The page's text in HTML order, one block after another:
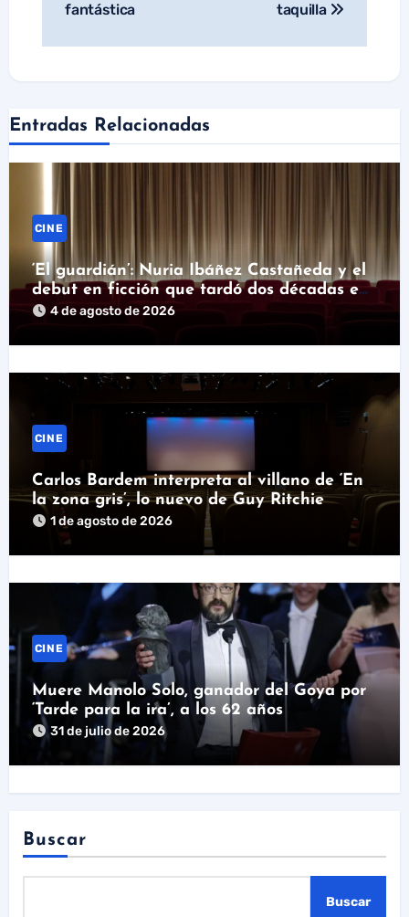
fantástica
taquilla
Entradas Relacionadas
CINE
‘El guardián’: Nuria Ibáñez Castañeda y el
debut en ficción que tardó dos décadas en
llegar
4 de agosto de 2026
CINE
Carlos Bardem interpreta al villano de ‘En
la zona gris’, lo nuevo de Guy Ritchie
1 de agosto de 2026
CINE
Muere Manolo Solo, ganador del Goya por
‘Tarde para la ira’, a los 62 años
31 de julio de 2026
Buscar
Buscar